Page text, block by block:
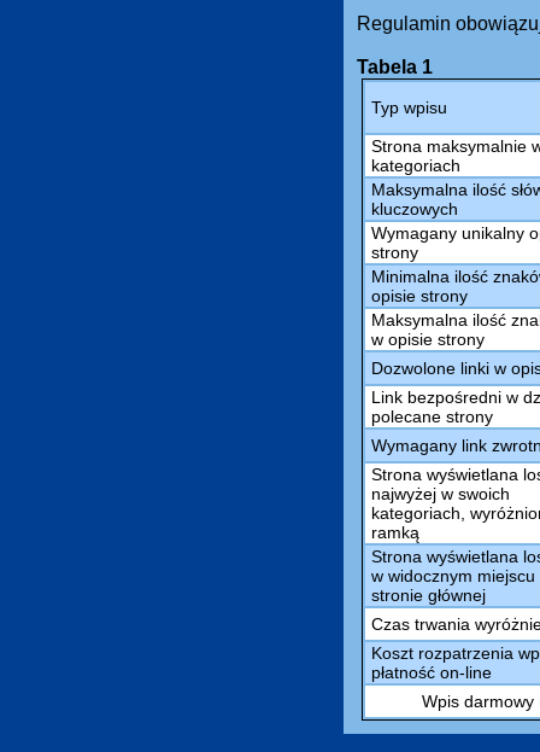
Regulamin
Tabela 1
Typ wpisu
Strona maksymalnie
kategoriach
Maksymalna ilość
kluczowych
Wymagany unikalny
strony
Minimalna ilość
opisie strony
Maksymalna ilość
w opisie strony
Dozwolone linki w
Link bezpośredni w
polecane strony
Wymagany link
Strona wyświetlana
najwyżej w swoich
kategoriach,
ramką
Strona wyświetlana
w widocznym miejscu
stronie głównej
Czas trwania
Koszt rozpatrzenia
płatność on-line
Wpis darmowy